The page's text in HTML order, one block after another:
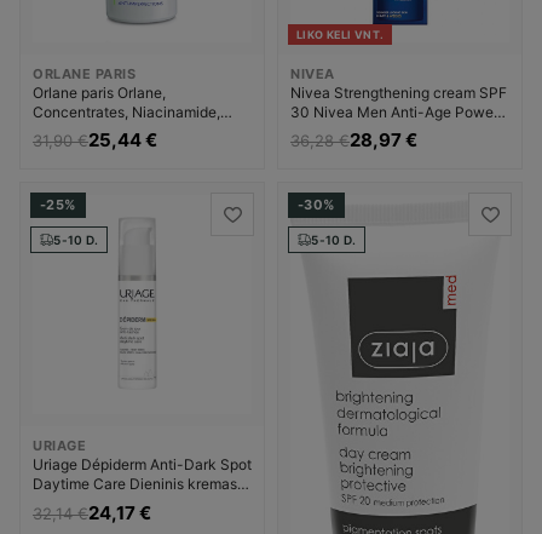
ORLANE PARIS
Orlane paris Orlane,
Concentrates, Niacinamide,
Anti-Imperfections,
Concentrate, For Face,
31,90 €25,44 €
LIKO KELI VNT.
NIVEA
Nivea Strengthening cream SPF
30 Nivea Men Anti-Age Power
(Moisturizer) Veido kremas su
SPF Vyrams
36,28 €28,97 €
-25%
5-10 D.
URIAGE
Uriage Dépiderm Anti-Dark Spot
Daytime Care Dieninis kremas
Kremas nuo pigmentinių dėmių
Moterims
32,14 €24,17 €
-30%
5-10 D.